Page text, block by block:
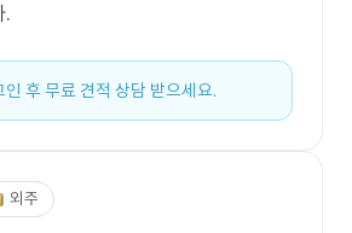
.
인 후 무료 견적 상담 받으세요.
외주